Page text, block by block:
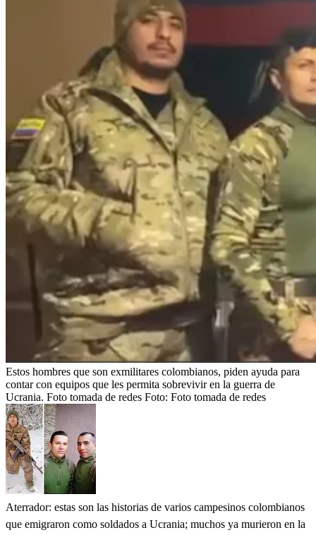
Estos hombres que son exmilitares colombianos, piden ayuda para
contar con equipos que les permita sobrevivir en la guerra de
Ucrania. Foto tomada de redes Foto: Foto tomada de redes
Aterrador: estas son las historias de varios campesinos colombianos
que emigraron como soldados a Ucrania; muchos ya murieron en la